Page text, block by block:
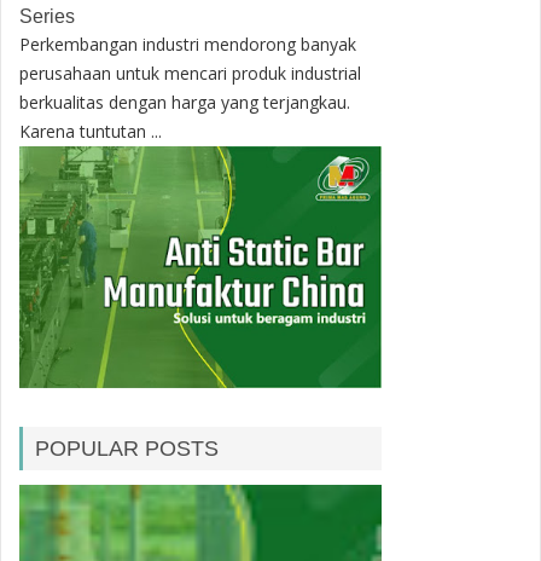
Series
Perkembangan industri mendorong banyak
perusahaan untuk mencari produk industrial
berkualitas dengan harga yang terjangkau.
Karena tuntutan ...
POPULAR POSTS